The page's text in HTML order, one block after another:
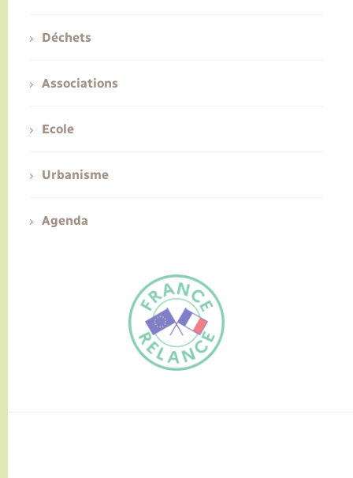
FR
Déchets
Associations
Ecole
Urbanisme
Agenda